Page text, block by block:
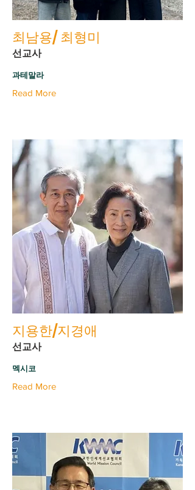
최남용/ 최형미
선교사
과테말라
Read More
지용한/지경애
선교사
멕시코
Read More